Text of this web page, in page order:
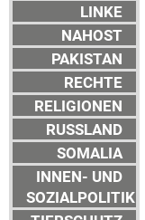
LINKE
NAHOST
PAKISTAN
RECHTE
RELIGIONEN
RUSSLAND
SOMALIA
INNEN- UND
SOZIALPOLITIK